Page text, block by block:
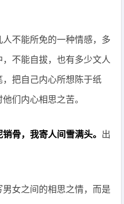
不能所免的一种情感，多
不能自拔，也有多少文人
把自己内心所想陈于纸
们内心相思之苦。
骨，我寄人间雪满头。 出
女之间的相思之情，而是